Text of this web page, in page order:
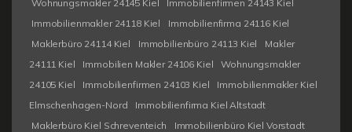
Wohnungsmakler 24145 Kiel
Immobilienfirmen 24143 Kiel
Immobilienmakler 24118 Kiel
Immobilienfirma 24116 Kiel
Maklerbüro 24114 Kiel
Immobilienbüro 24113 Kiel
Makler
24111 Kiel
Immobilien Makler 24106 Kiel
Wohnungsmakler
24105 Kiel
Immobilienfirmen 24103 Kiel
Immobilienmakler Kiel
Elmschenhagen-Nord
Immobilienfirma Kiel Altstadt
Maklerbüro Kiel Schreventeich
Immobilienbüro Kiel Vorstadt